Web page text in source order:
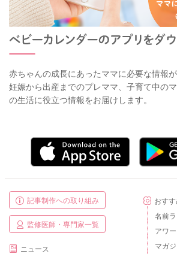
赤ちゃんの成長にあったママに必要な情報が
妊娠から出産までのプレママ、子育て中の
の生活に役立つ情報をお届けします。
記事制作への取り組み
監修医師・専門家一覧
ニュース
おす
名前
アワ
マガ